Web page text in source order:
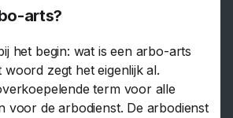
arts?
het begin: wat is een arbo-arts
zegt het eigenlijk al.
term voor alle
voor de arbodienst. De arbodienst